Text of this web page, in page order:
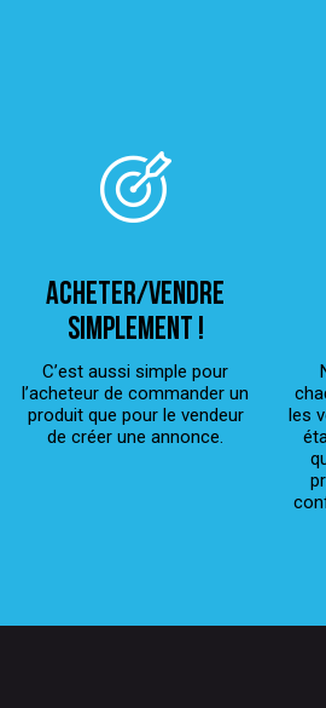
ACHETER/VENDRE
simplement !
C’est aussi simple pour
l’acheteur de commander un
produit que pour le vendeur
de créer une annonce.
les